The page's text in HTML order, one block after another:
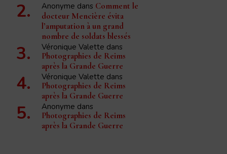
Anonyme dans Comment le
docteur Mencière évita
l’amputation à un grand
nombre de soldats blessés
Véronique Valette dans
Photographies de Reims
après la Grande Guerre
Véronique Valette dans
Photographies de Reims
après la Grande Guerre
Anonyme dans
Photographies de Reims
après la Grande Guerre